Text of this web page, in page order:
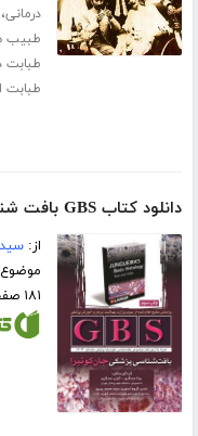
درمانی،
طبیب
طبابت
طبابت
دانلود کتاب GBS بافت شناسی پزشکی جان کوئیرا
از:
۱۸۱ صفحه